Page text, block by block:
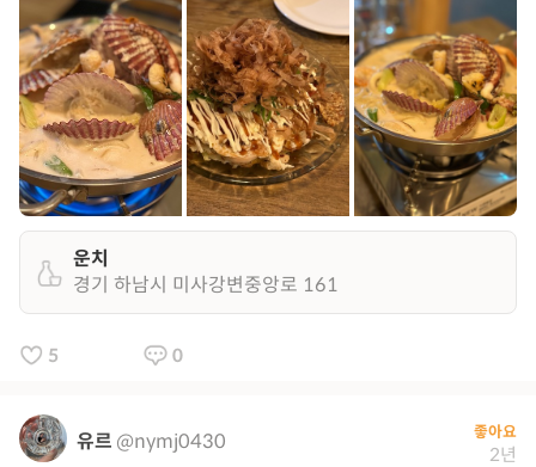
운치
경기 하남시 미사강변중앙로 161
5 0
유르 @nymj0430 좋아요
2년